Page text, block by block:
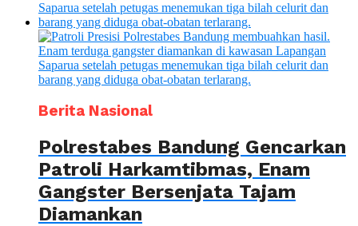
Berita Nasional
Polrestabes Bandung Gencarkan
Patroli Harkamtibmas, Enam
Gangster Bersenjata Tajam
Diamankan